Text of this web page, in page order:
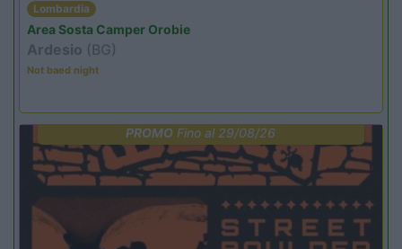
Lombardia
Area Sosta Camper Orobie
Ardesio (BG)
Not baed night
PROMO Fino al 29/08/26